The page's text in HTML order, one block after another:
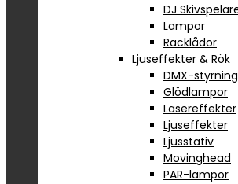
DJ
Lampor
Racklådor
Ljuseffekter & Rök
DMX-styrning
Glödlampor
Lasereffekter
Ljuseffekter
Ljusstativ
Movinghead
PAR-lampor